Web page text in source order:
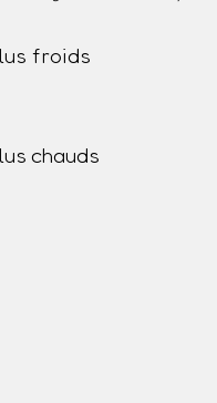
froids
chauds